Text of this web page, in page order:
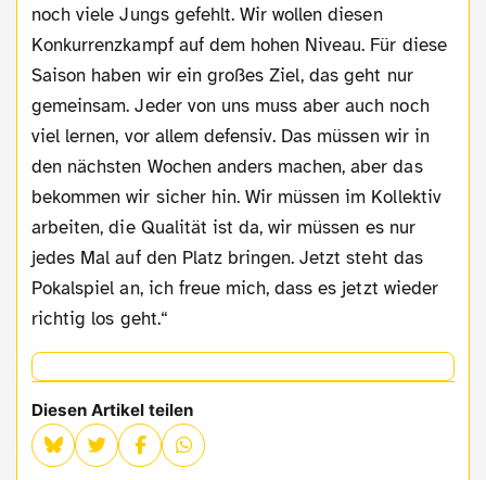
noch viele Jungs gefehlt. Wir wollen diesen
Konkurrenzkampf auf dem hohen Niveau. Für diese
Saison haben wir ein großes Ziel, das geht nur
gemeinsam. Jeder von uns muss aber auch noch
viel lernen, vor allem defensiv. Das müssen wir in
den nächsten Wochen anders machen, aber das
bekommen wir sicher hin. Wir müssen im Kollektiv
arbeiten, die Qualität ist da, wir müssen es nur
jedes Mal auf den Platz bringen. Jetzt steht das
Pokalspiel an, ich freue mich, dass es jetzt wieder
richtig los geht.“
Diesen Artikel teilen